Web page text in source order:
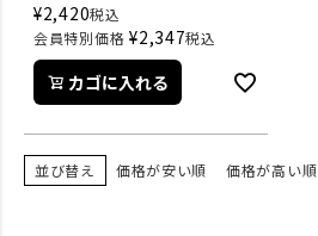
¥2,420税込
会員特別価格 ¥2,347税込
カゴに入れる
並び替え 価格が安い順 価格が高い順